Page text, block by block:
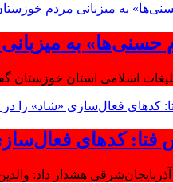
حسنی‌ها» به
اسلامی استان
کدهای
آذربایجان‌شرقی هشدار داد: